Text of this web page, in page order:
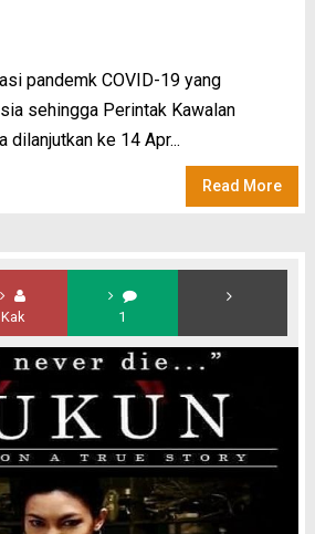
pandemk COVID-19 yang
sehingga Perintak Kawalan
dilanjutkan ke 14 Apr...
Read More
Kak 1